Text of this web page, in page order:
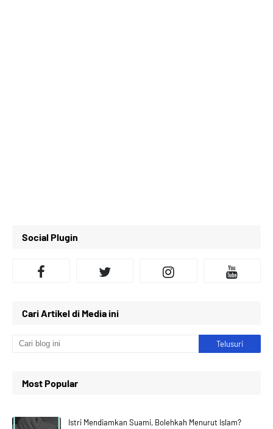
Social Plugin
Cari Artikel di Media ini
Most Popular
Istri Mendiamkan Suami, Bolehkah Menurut Islam?